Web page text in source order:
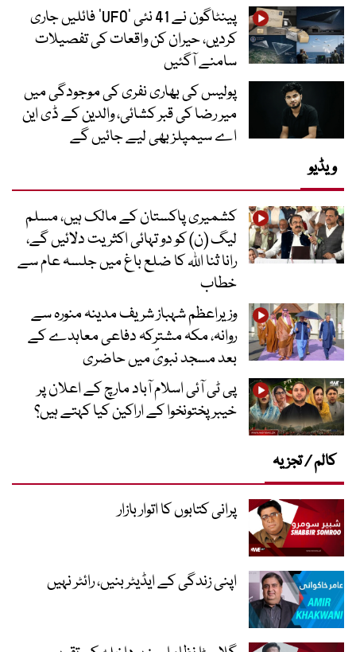
پینٹاگون نے 41 نئی ’UFO‘ فائلیں جاری
کردیں، حیران کن واقعات کی تفصیلات
سامنے آگئیں
پولیس کی بھاری نفری کی موجودگی میں
میر رضا کی قبر کشائی، والدین کے ڈی این
اے سیمپلز بھی لیے جائیں گے
ویڈیو
کشمیری پاکستان کے مالک ہیں، مسلم
لیگ (ن) کو دو تہائی اکثریت دلائیں گے،
رانا ثنا اللہ کا ضلع باغ میں جلسہ عام سے
خطاب
وزیراعظم شہباز شریف مدینہ منورہ سے
روانہ، مکہ مشترکہ دفاعی معاہدے کے
بعد مسجد نبویؐ میں حاضری
پی ٹی آئی اسلام آباد مارچ کے اعلان پر
خیبر پختونخوا کے اراکین کیا کہتے ہیں؟
کالم / تجزیہ
پرانی کتابوں کا اتوار بازار
اپنی زندگی کے ایڈیٹر بنیں، رائٹر نہیں